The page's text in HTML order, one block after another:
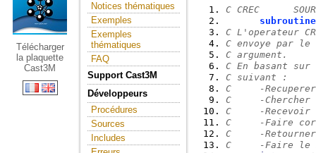
Télécharger
la plaquette
Cast3M
Notices thématiques
Exemples
Exemples
thématiques
FAQ
Support Cast3M
Développeurs
Procédures
Sources
Includes
C CREC
subroutine
C L'operateur
C envoye par
C argument.
C En basant
C suivant :
C     -
C     -Chercher
C     -Recevoir
C     -Faire
C     -
C     -Faire le